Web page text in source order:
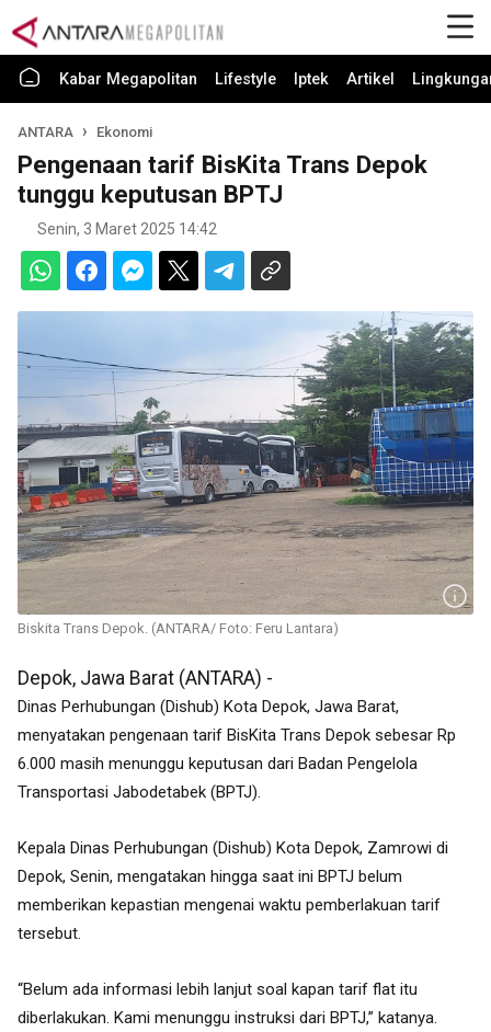
Kabar Megapolitan Lifestyle Iptek Artikel
ANTARA Ekonomi
Pengenaan tarif BisKita Trans Depok
tunggu keputusan BPTJ
Senin, 3 Maret 2025 14:42
Biskita Trans Depok. (ANTARA/ Foto: Feru Lantara)
Depok, Jawa Barat (ANTARA) -
Dinas Perhubungan (Dishub) Kota Depok, Jawa Barat,
menyatakan pengenaan tarif BisKita Trans Depok sebesar Rp
6.000 masih menunggu keputusan dari Badan Pengelola
Transportasi Jabodetabek (BPTJ).
Kepala Dinas Perhubungan (Dishub) Kota Depok, Zamrowi di
Depok, Senin, mengatakan hingga saat ini BPTJ belum
memberikan kepastian mengenai waktu pemberlakuan tarif
tersebut.
“Belum ada informasi lebih lanjut soal kapan tarif flat itu
diberlakukan. Kami menunggu instruksi dari BPTJ,” katanya.